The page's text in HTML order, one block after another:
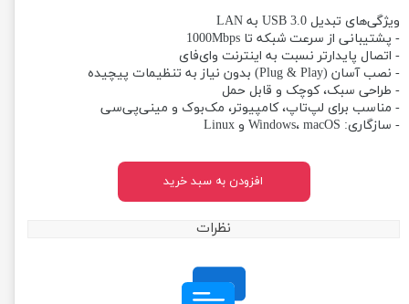
ویژگی‌های تبدیل USB 3.0 به LAN
- پشتیبانی از سرعت شبکه تا 1000Mbps
- اتصال پایدارتر نسبت به اینترنت وای‌فای
- نصب آسان (Plug & Play) بدون نیاز به تنظیمات پیچیده
- طراحی سبک، کوچک و قابل حمل
- مناسب برای لپ‌تاپ، کامپیوتر، مک‌بوک و مینی‌پی‌سی
- سازگاری: Windows، macOS و Linux
افزودن به سبد خرید
نظرات